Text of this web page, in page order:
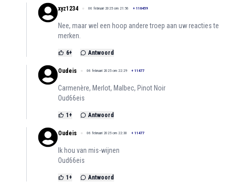
xyz1234 06 februari 2025 om 21:56 + 116459
Nee, maar wel een hoop andere troep aan uw reacties te
merken.
6+ Antwoord
Oudeis 06 februari 2025 om 22:29 + 11477
Carmenère, Merlot, Malbec, Pinot Noir
Oud66eis
1 + Antwoord
Oudeis 06 februari 2025 om 22:30 + 11477
Ik hou van mis-wijnen
Oud66eis
1 + Antwoord